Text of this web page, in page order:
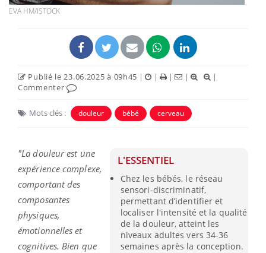
EVA HM/ISTOCK
Publié le 23.06.2025 à 09h45 | | | |
|
Commenter
Mots clés : douleur bébé cerveau
L'ESSENTIEL
Chez les bébés, le réseau
sensori-discriminatif,
permettant d’identifier et
localiser l'intensité et la qualité
de la douleur, atteint les
niveaux adultes vers 34-36
semaines après la conception.
"La douleur est une
expérience complexe,
comportant des
composantes
physiques,
émotionnelles et
cognitives. Bien que